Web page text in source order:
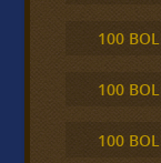
100
100
100